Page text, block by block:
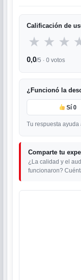
Calificación de
★ ★ ★
0,0/5 · 0 votos
¿Funcionó la
Sí0
Tu respuesta ayuda
Comparte tu
¿La calidad y el
funcionaron?